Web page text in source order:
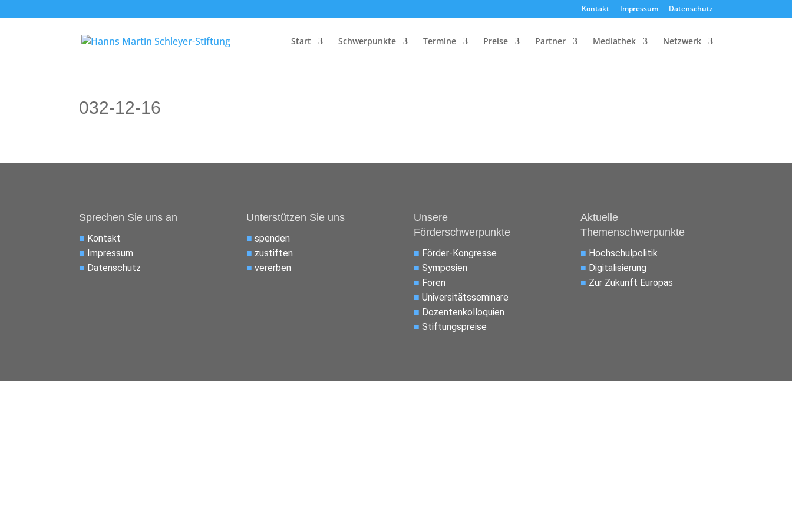
Kontakt Impressum Datenschutz
Start Schwerpunkte Termine Preise Partner Mediathek Netzwerk
032-12-16
Sprechen Sie uns an
■ Kontakt
■ Impressum
■ Datenschutz
Unterstützen Sie uns
■ spenden
■ zustiften
■ vererben
Unsere
Förderschwerpunkte
■ Förder-Kongresse
■ Symposien
■ Foren
■ Universitätsseminare
■ Dozentenkolloquien
■ Stiftungspreise
Aktuelle
Themenschwerpunkte
■ Hochschulpolitik
■ Digitalisierung
■ Zur Zukunft Europas